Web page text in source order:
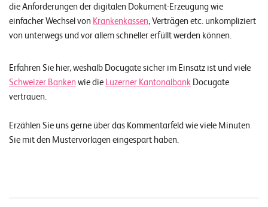
die Anforderungen der digitalen Dokument-Erzeugung wie
einfacher Wechsel von Krankenkassen, Verträgen etc. unkompliziert
von unterwegs und vor allem schneller erfüllt werden können.
Erfahren Sie hier, weshalb Docugate sicher im Einsatz ist und viele
Schweizer Banken wie die Luzerner Kantonalbank Docugate
vertrauen.
Erzählen Sie uns gerne über das Kommentarfeld wie viele Minuten
Sie mit den Mustervorlagen eingespart haben.